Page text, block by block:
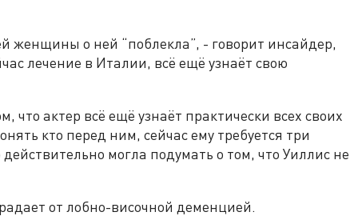
женщины о ней “поблекла”, - говорит инсайдер,
лечение в Италии, всё ещё узнаёт свою
что актер всё ещё узнаёт практически всех своих
кто перед ним, сейчас ему требуется три
могла подумать о том, что Уиллис не
от лобно-височной деменцией.